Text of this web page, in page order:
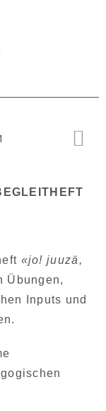
«jo! juuzä,
Übungen,
Inputs und